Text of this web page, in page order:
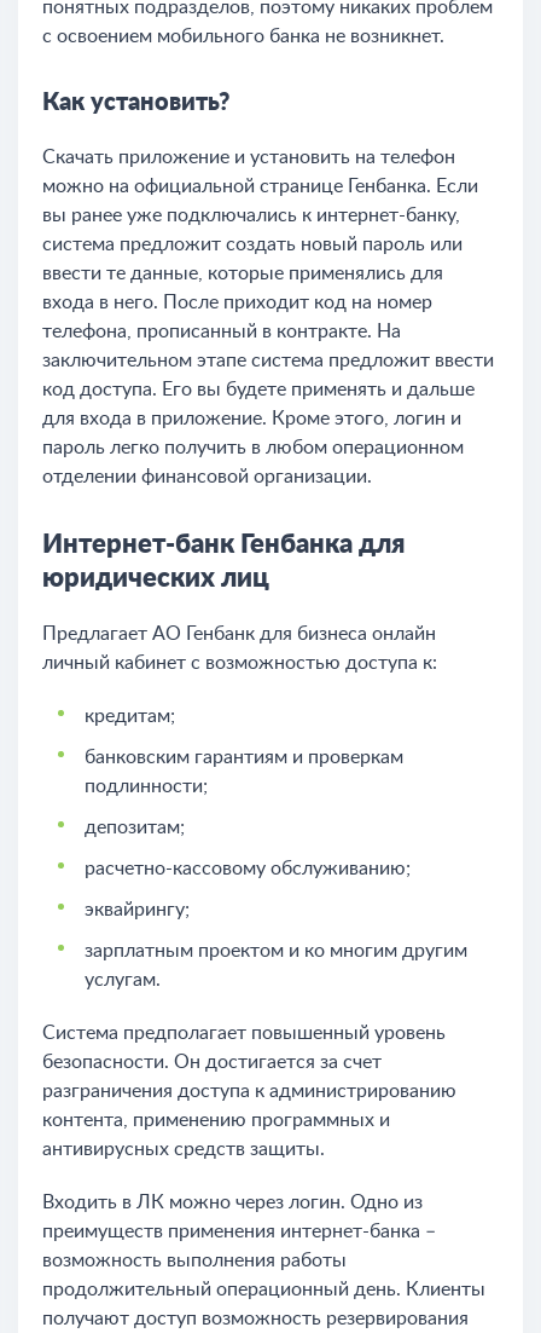
понятных подразделов, поэтому никаких проблем
с освоением мобильного банка не возникнет.
Как установить?
Скачать приложение и установить на телефон
можно на официальной странице Генбанка. Если
вы ранее уже подключались к интернет-банку,
система предложит создать новый пароль или
ввести те данные, которые применялись для
входа в него. После приходит код на номер
телефона, прописанный в контракте. На
заключительном этапе система предложит ввести
код доступа. Его вы будете применять и дальше
для входа в приложение. Кроме этого, логин и
пароль легко получить в любом операционном
отделении финансовой организации.
Интернет-банк Генбанка для
юридических лиц
Предлагает АО Генбанк для бизнеса онлайн
личный кабинет с возможностью доступа к:
кредитам;
банковским гарантиям и проверкам
подлинности;
депозитам;
расчетно-кассовому обслуживанию;
эквайрингу;
зарплатным проектом и ко многим другим
услугам.
Система предполагает повышенный уровень
безопасности. Он достигается за счет
разграничения доступа к администрированию
контента, применению программных и
антивирусных средств защиты.
Входить в ЛК можно через логин. Одно из
преимуществ применения интернет-банка –
возможность выполнения работы
продолжительный операционный день. Клиенты
получают доступ возможность резервирования